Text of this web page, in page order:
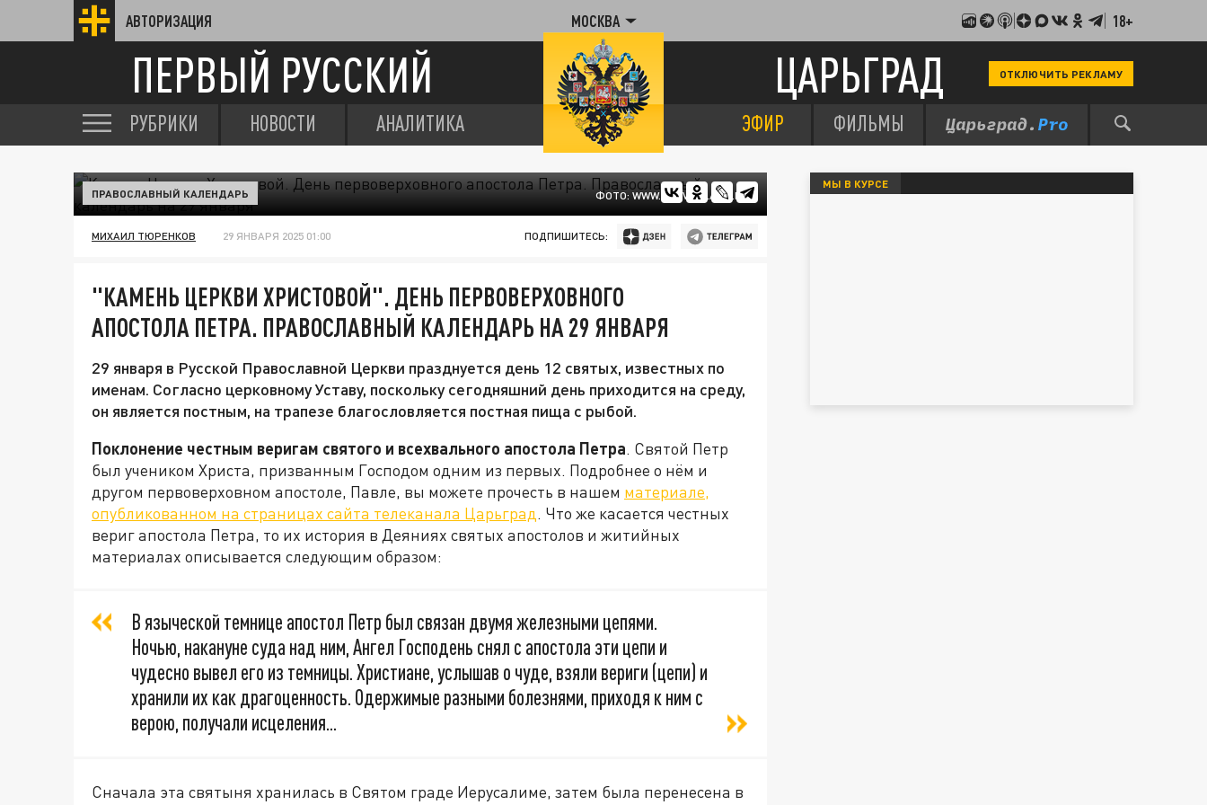
АВТОРИЗАЦИЯ МОСКВА 18+
ПЕРВЫЙ РУССКИЙ ЦАРЬГРАД ОТКЛЮЧИТЬ РЕКЛАМУ
РУБРИКИ НОВОСТИ АНАЛИТИКА ЭФИР ФИЛЬМЫ
ФОТО: WWW.PRAVOSLAVIE.RU
ПРАВОСЛАВНЫЙ КАЛЕНДАРЬ
МИХАИЛ ТЮРЕНКОВ 29 ЯНВАРЯ 2025 01:00 ПОДПИШИТЕСЬ:
"КАМЕНЬ ЦЕРКВИ ХРИСТОВОЙ". ДЕНЬ ПЕРВОВЕРХОВНОГО
АПОСТОЛА ПЕТРА. ПРАВОСЛАВНЫЙ КАЛЕНДАРЬ НА 29 ЯНВАРЯ
29 января в Русской Православной Церкви празднуется день 12 святых, известных по
именам. Согласно церковному Уставу, поскольку сегодняшний день приходится на среду,
он является постным, на трапезе благословляется постная пища с рыбой.
Поклонение честным веригам святого и всехвального апостола Петра. Святой Петр
был учеником Христа, призванным Господом одним из первых. Подробнее о нём и
другом первоверховном апостоле, Павле, вы можете прочесть в нашем материале,
опубликованном на страницах сайта телеканала Царьград. Что же касается честных
вериг апостола Петра, то их история в Деяниях святых апостолов и житийных
материалах описывается следующим образом:
В языческой темнице апостол Петр был связан двумя железными цепями.
Ночью, накануне суда над ним, Ангел Господень снял с апостола эти цепи и
чудесно вывел его из темницы. Христиане, услышав о чуде, взяли вериги (цепи) и
хранили их как драгоценность. Одержимые разными болезнями, приходя к ним с
верою, получали исцеления...
Сначала эта святыня хранилась в Святом граде Иерусалиме, затем была перенесена в
МЫ В КУРСЕ